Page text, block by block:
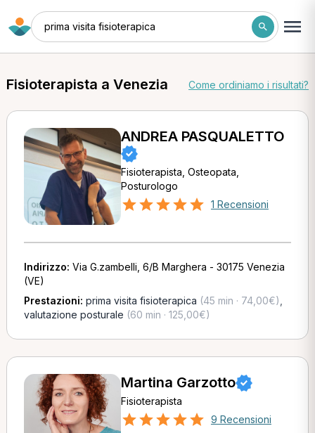
prima visita fisioterapica
Fisioterapista a Venezia Come ordiniamo i risultati?
ANDREA PASQUALETTO
Fisioterapista, Osteopata,
Posturologo
1 Recensioni
Indirizzo: Via G.zambelli, 6/B Marghera - 30175 Venezia
(VE)
Prestazioni: prima visita fisioterapica (45 min · 74,00€)
valutazione posturale (60 min · 125,00€)
Martina Garzotto
Fisioterapista
9 Recensioni